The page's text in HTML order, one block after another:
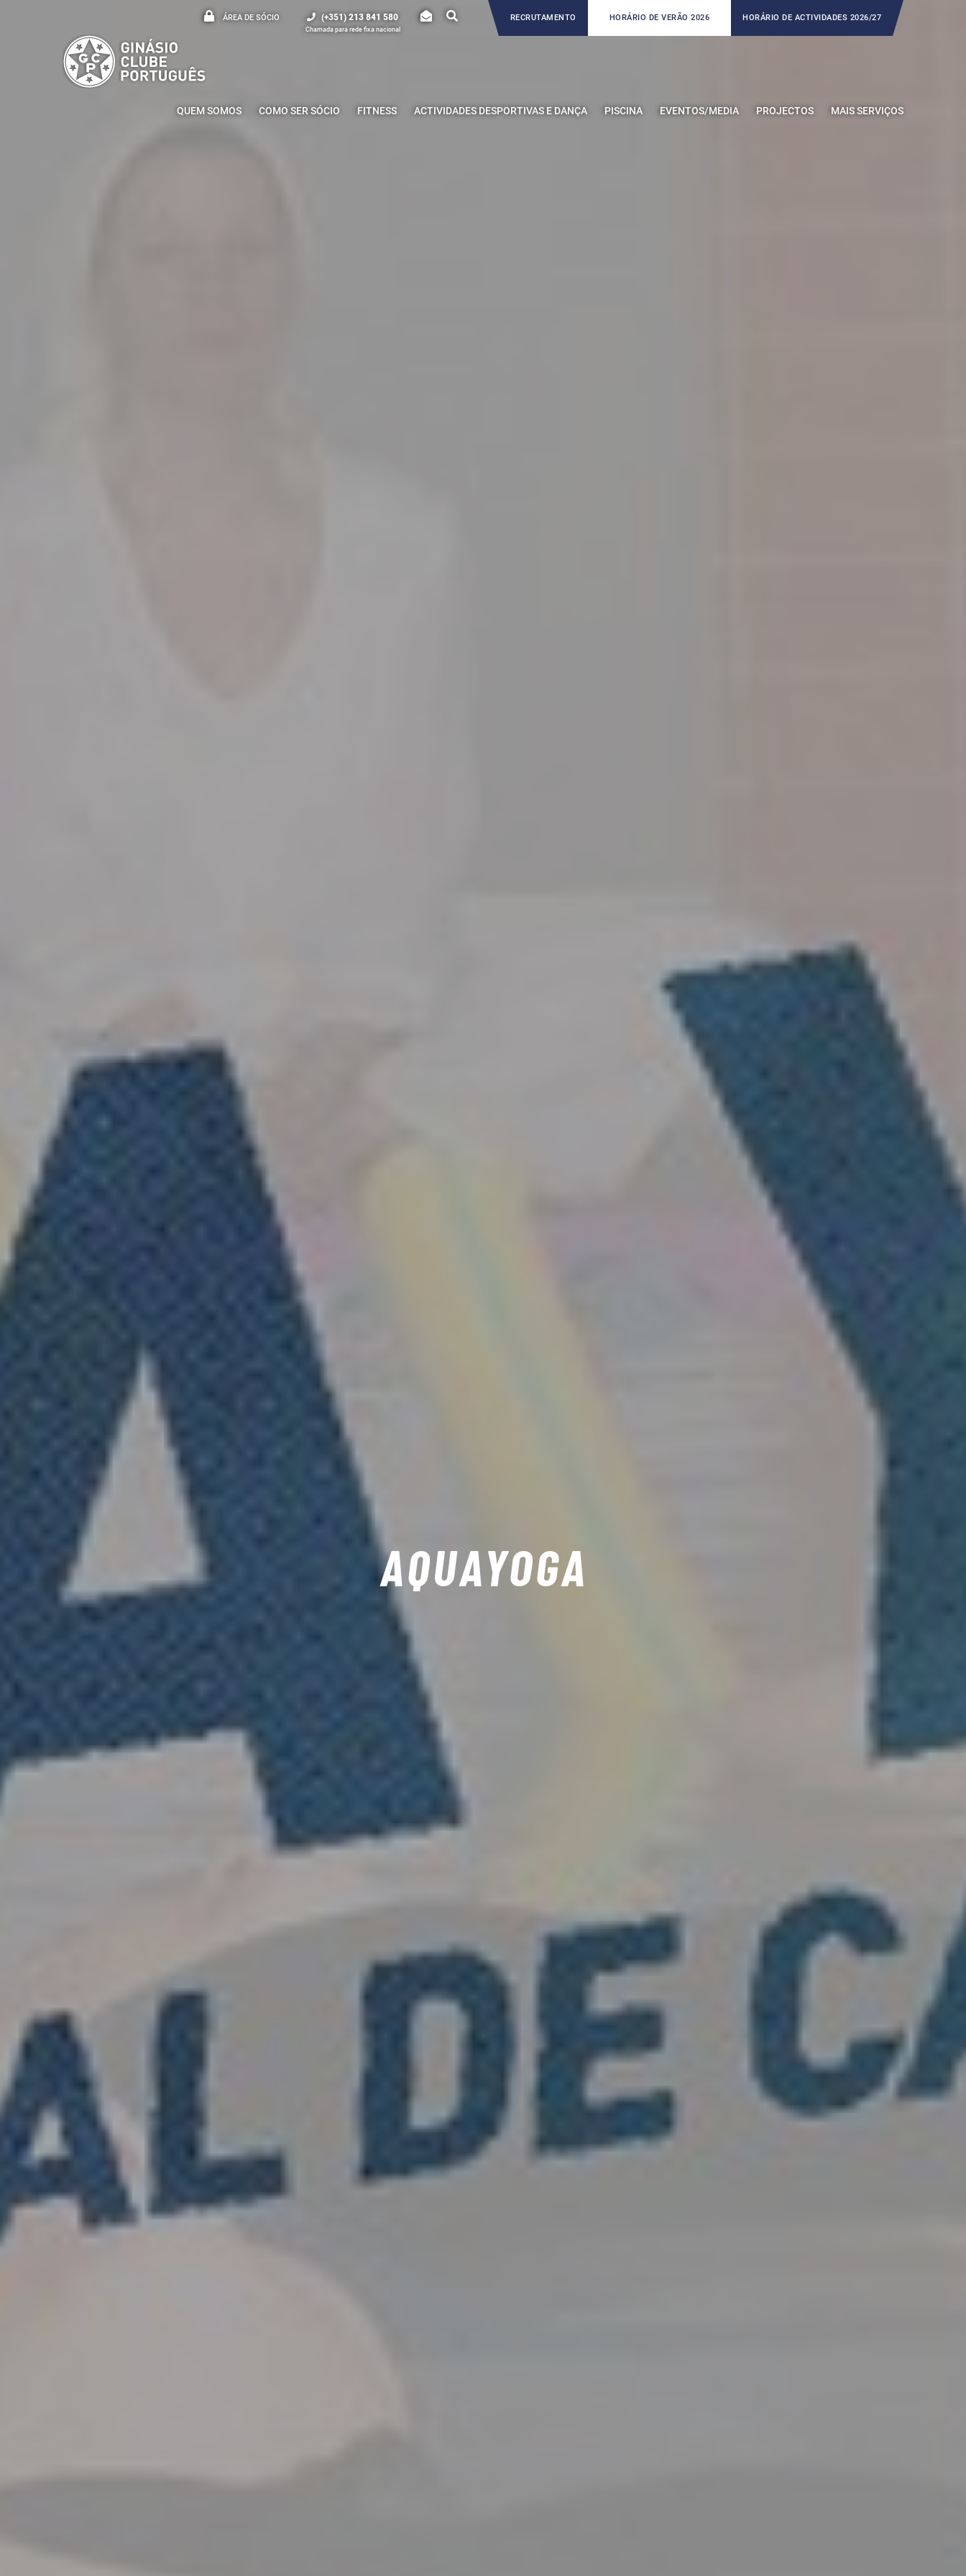
ÁREA DE SÓCIO (+351) 213 841 580
Chamada para rede fixa nacional
RECRUTAMENTO HORÁRIO DE VERÃO 2026 HORÁRIO DE ACTIVIDADES 2026/27
QUEM SOMOS COMO SER SÓCIO FITNESS ACTIVIDADES DESPORTIVAS E DANÇA PISCINA EVENTOS/MEDIA PROJECTOS MAIS SERVIÇOS
AQUAYOGA